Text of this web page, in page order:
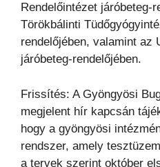
Rendelőintézet járóbeteg-
Törökbálinti
rendelőjében, valamint az
járóbeteg-rendelőjében.
Frissítés: A Gyöngyösi
megjelent hír kapcsán
hogy a gyöngyösi
rendszer, amely
a tervek szerint október